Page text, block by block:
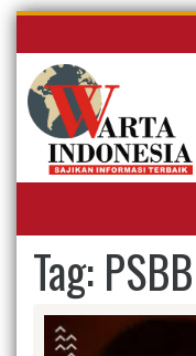
Skip
content
Tag: